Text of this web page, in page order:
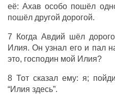
её: Ахав особо пошёл
пошёл другой дорогой.
7 Когда Авдий шёл
Илия. Он узнал его и пал
это, господин мой Илия?
8 Тот сказал ему: я;
“Илия здесь”.